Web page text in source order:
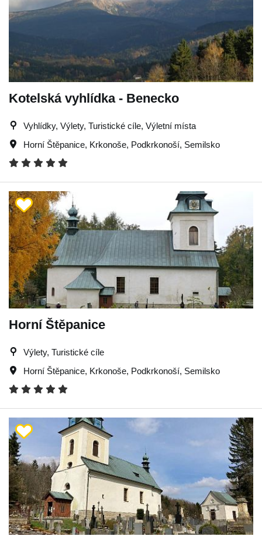
Kotelská vyhlídka - Benecko
Vyhlídky, Výlety, Turistické cíle, Výletní místa
Horní Štěpanice, Krkonoše, Podkrkonoší, Semilsko
Horní Štěpanice
Výlety, Turistické cíle
Horní Štěpanice, Krkonoše, Podkrkonoší, Semilsko